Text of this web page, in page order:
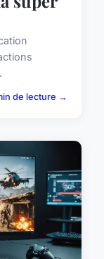
de lecture →